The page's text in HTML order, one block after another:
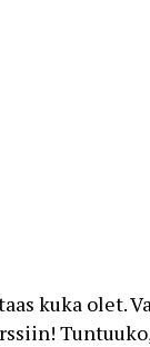
kuka olet.